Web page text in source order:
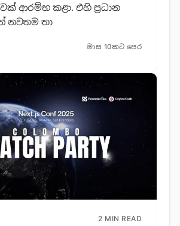
ආරම්භ කළා. එහි ප්‍රධාන
නවතම තා
මාස 10කට පෙර
2 MIN READ